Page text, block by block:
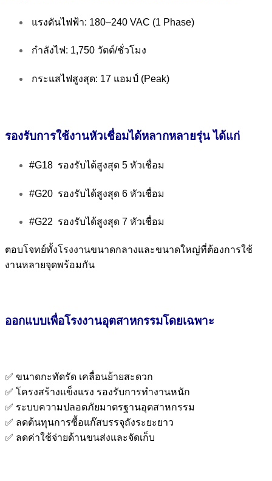
แรงดันไฟฟ้า: 180–240 VAC (1 Phase)
กำลังไฟ: 1,750 วัตต์/ชั่วโมง
กระแสไฟสูงสุด: 17 แอมป์ (Peak)
รองรับการใช้งานหัวเชื่อมได้หลากหลายรุ่น ได้แก่
#G18 รองรับได้สูงสุด 5 หัวเชื่อม
#G20 รองรับได้สูงสุด 6 หัวเชื่อม
#G22 รองรับได้สูงสุด 7 หัวเชื่อม
ตอบโจทย์ทั้งโรงงานขนาดกลางและขนาดใหญ่ที่ต้องการใช้
งานหลายจุดพร้อมกัน
ออกแบบเพื่อโรงงานอุตสาหกรรมโดยเฉพาะ
✅ ขนาดกะทัดรัด เคลื่อนย้ายสะดวก
✅ โครงสร้างแข็งแรง รองรับการทำงานหนัก
✅ ระบบความปลอดภัยมาตรฐานอุตสาหกรรม
✅ ลดต้นทุนการซื้อแก๊สบรรจุถังระยะยาว
✅ ลดค่าใช้จ่ายด้านขนส่งและจัดเก็บ